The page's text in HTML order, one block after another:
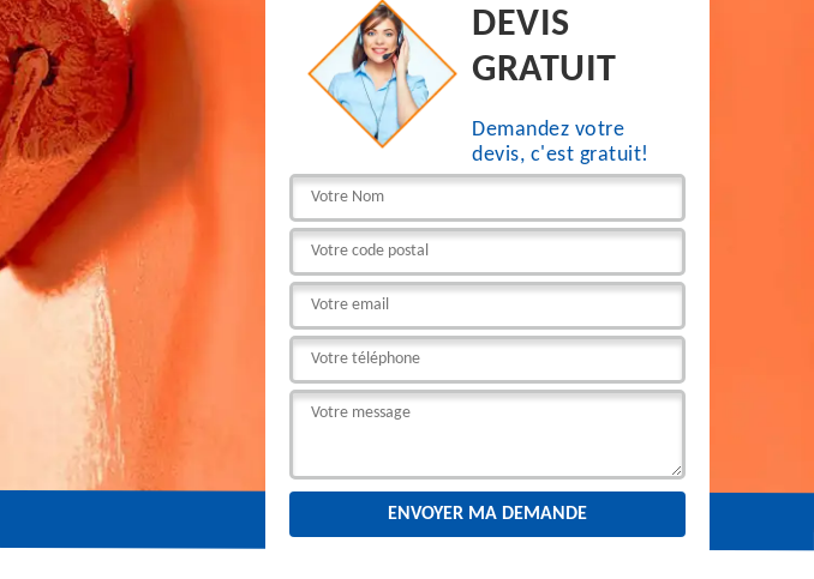
DEVIS
GRATUIT
Demandez votre
devis, c'est gratuit!